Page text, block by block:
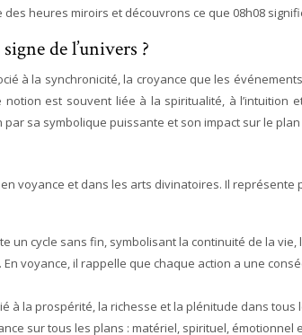
heures miroirs et découvrons ce que 08h08
de l’univers ?
à la synchronicité, la croyance que les
est souvent liée à la spiritualité, à l’intuition
par sa symbolique puissante et son impact sur le
voyance et dans les arts divinatoires. Il représente
un cycle sans fin, symbolisant la continuité de la vie,
En voyance, il rappelle que chaque action a une
à la prospérité, la richesse et la plénitude dans tous
sur tous les plans : matériel, spirituel, émotionnel